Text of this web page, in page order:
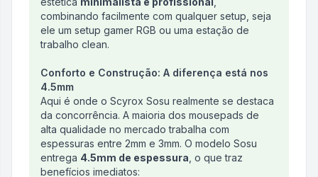
combinando facilmente com qualquer setup, seja
ele um setup gamer RGB ou uma estação de
trabalho clean.
Conforto e Construção: A diferença está nos
4.5mm
Aqui é onde o Scyrox Sosu realmente se destaca
da concorrência. A maioria dos mousepads de
alta qualidade no mercado trabalha com
espessuras entre 2mm e 3mm. O modelo Sosu
entrega 4.5mm de espessura , o que traz
benefícios imediatos: